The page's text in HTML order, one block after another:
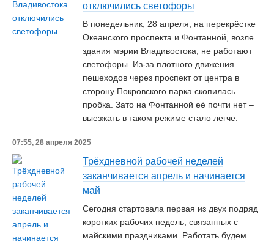
отключились светофоры
В понедельник, 28 апреля, на перекрёстке
Океанского проспекта и Фонтанной, возле
здания мэрии Владивостока, не работают
светофоры. Из-за плотного движения
пешеходов через проспект от центра в
сторону Покровского парка скопилась
пробка. Зато на Фонтанной её почти нет –
выезжать в таком режиме стало легче.
07:55, 28 апреля 2025
Трёхдневной рабочей неделей
заканчивается апрель и начинается
май
Сегодня стартовала первая из двух подряд
коротких рабочих недель, связанных с
майскими праздниками. Работать будем